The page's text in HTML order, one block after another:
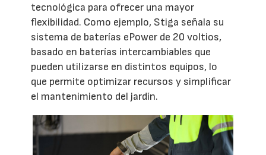
tecnológica para ofrecer una mayor
flexibilidad. Como ejemplo, Stiga señala su
sistema de baterías ePower de 20 voltios,
basado en baterías intercambiables que
pueden utilizarse en distintos equipos, lo
que permite optimizar recursos y simplificar
el mantenimiento del jardín.